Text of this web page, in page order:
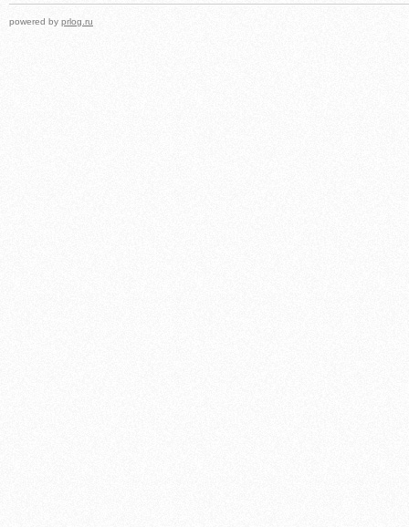
powered by prlog.ru